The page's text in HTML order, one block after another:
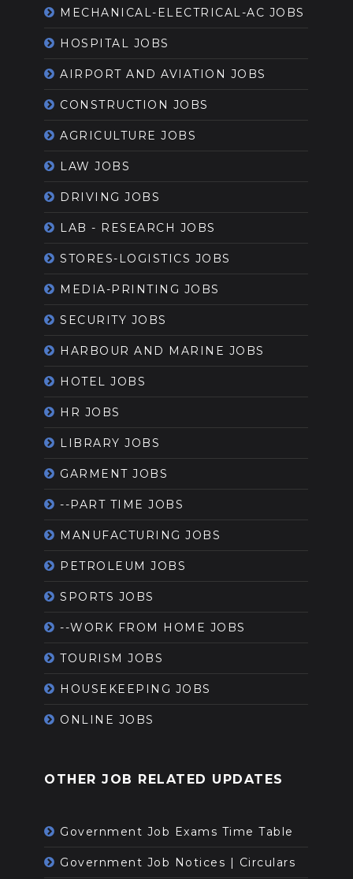
MECHANICAL-ELECTRICAL-AC JOBS
HOSPITAL JOBS
AIRPORT AND AVIATION JOBS
CONSTRUCTION JOBS
AGRICULTURE JOBS
LAW JOBS
DRIVING JOBS
LAB - RESEARCH JOBS
STORES-LOGISTICS JOBS
MEDIA-PRINTING JOBS
SECURITY JOBS
HARBOUR AND MARINE JOBS
HOTEL JOBS
HR JOBS
LIBRARY JOBS
GARMENT JOBS
--PART TIME JOBS
MANUFACTURING JOBS
PETROLEUM JOBS
SPORTS JOBS
--WORK FROM HOME JOBS
TOURISM JOBS
HOUSEKEEPING JOBS
ONLINE JOBS
OTHER JOB RELATED UPDATES
Government Job Exams Time Table
Government Job Notices | Circulars